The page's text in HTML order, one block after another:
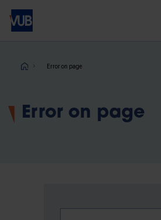
Skip
main
Breadcrumb
Error on page
Error on page